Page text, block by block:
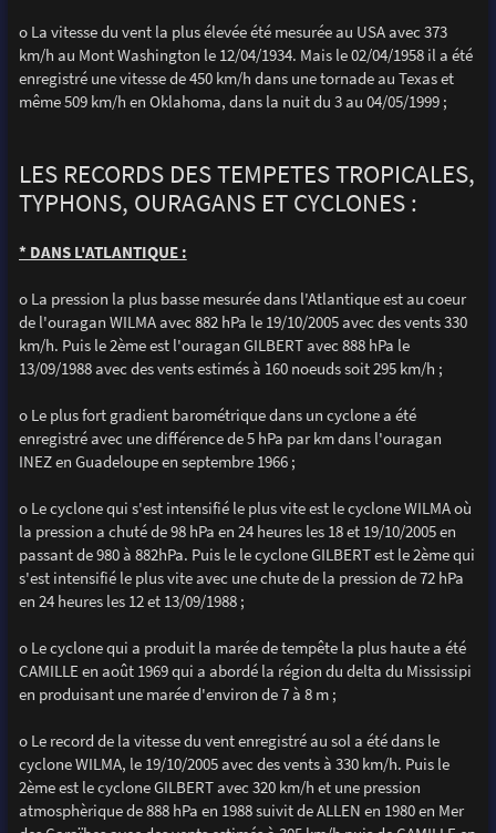
o La vitesse du vent la plus élevée été mesurée au USA avec 373
km/h au Mont Washington le 12/04/1934. Mais le 02/04/1958 il a été
enregistré une vitesse de 450 km/h dans une tornade au Texas et
même 509 km/h en Oklahoma, dans la nuit du 3 au 04/05/1999 ;
LES RECORDS DES TEMPETES TROPICALES,
TYPHONS, OURAGANS ET CYCLONES :
* DANS L'ATLANTIQUE :
o La pression la plus basse mesurée dans l'Atlantique est au coeur
de l'ouragan WILMA avec 882 hPa le 19/10/2005 avec des vents 330
km/h. Puis le 2ème est l'ouragan GILBERT avec 888 hPa le
13/09/1988 avec des vents estimés à 160 noeuds soit 295 km/h ;
o Le plus fort gradient barométrique dans un cyclone a été
enregistré avec une différence de 5 hPa par km dans l'ouragan
INEZ en Guadeloupe en septembre 1966 ;
o Le cyclone qui s'est intensifié le plus vite est le cyclone WILMA où
la pression a chuté de 98 hPa en 24 heures les 18 et 19/10/2005 en
passant de 980 à 882hPa. Puis le le cyclone GILBERT est le 2ème qui
s'est intensifié le plus vite avec une chute de la pression de 72 hPa
en 24 heures les 12 et 13/09/1988 ;
o Le cyclone qui a produit la marée de tempête la plus haute a été
CAMILLE en août 1969 qui a abordé la région du delta du Mississipi
en produisant une marée d'environ de 7 à 8 m ;
o Le record de la vitesse du vent enregistré au sol a été dans le
cyclone WILMA, le 19/10/2005 avec des vents à 330 km/h. Puis le
2ème est le cyclone GILBERT avec 320 km/h et une pression
atmosphèrique de 888 hPa en 1988 suivit de ALLEN en 1980 en Mer